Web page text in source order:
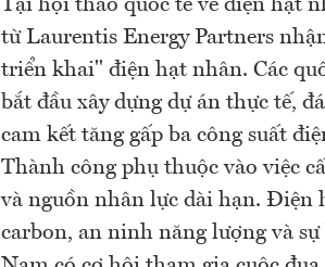
Tại hội thảo quốc tế về điện hạt
từ Laurentis Energy Partners
triển khai" điện hạt nhân. Các
bắt đầu xây dựng dự án thực tế,
cam kết tăng gấp ba công suất
Thành công phụ thuộc vào việc
và nguồn nhân lực dài hạn. Điện
carbon, an ninh năng lượng và